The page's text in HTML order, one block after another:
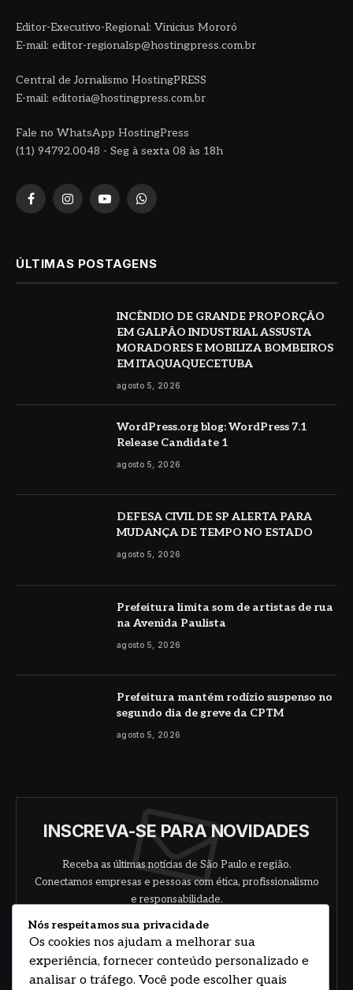
Editor-Executivo-Regional: Vinicius Mororó
E-mail: editor-regionalsp@hostingpress.com.br
Central de Jornalismo HostingPRESS
E-mail: editoria@hostingpress.com.br
Fale no WhatsApp HostingPress
(11) 94792.0048 - Seg à sexta 08 às 18h
FacebookInstagramYouTubeWhatsApp
ÚLTIMAS POSTAGENS
INCÊNDIO DE GRANDE PROPORÇÃO
EM GALPÃO INDUSTRIAL ASSUSTA
MORADORES E MOBILIZA BOMBEIROS
EM ITAQUAQUECETUBA
agosto 5, 2026
WordPress.org blog: WordPress 7.1
Release Candidate 1
agosto 5, 2026
DEFESA CIVIL DE SP ALERTA PARA
MUDANÇA DE TEMPO NO ESTADO
agosto 5, 2026
Prefeitura limita som de artistas de rua
na Avenida Paulista
agosto 5, 2026
Prefeitura mantém rodízio suspenso no
segundo dia de greve da CPTM
agosto 5, 2026
INSCREVA-SE PARA NOVIDADES
Receba as últimas notícias de São Paulo e região.
Conectamos empresas e pessoas com ética, profissionalismo
e responsabilidade.
Nós respeitamos sua privacidade
Os cookies nos ajudam a melhorar sua
experiência, fornecer conteúdo personalizado e
analisar o tráfego. Você pode escolher quais